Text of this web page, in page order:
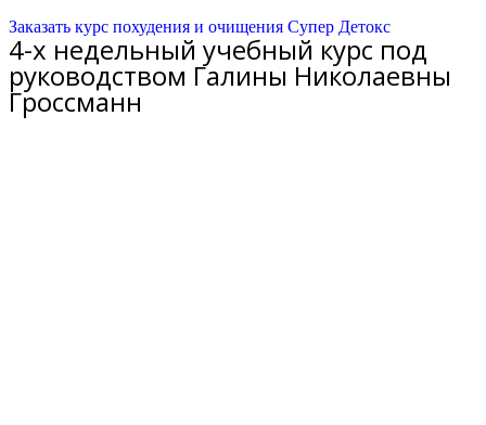
Заказать курс похудения и очищения Супер Детокс
4-х недельный учебный курс под
руководством Галины Николаевны
Гроссманн